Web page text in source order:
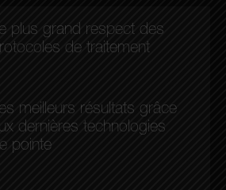
plus grand respect des
de traitement
meilleurs résultats grâce
dernières technologies
pointe